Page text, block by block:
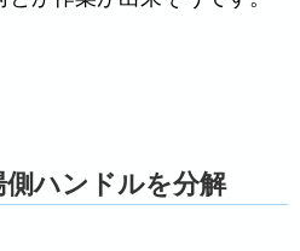
ハンドルを分解